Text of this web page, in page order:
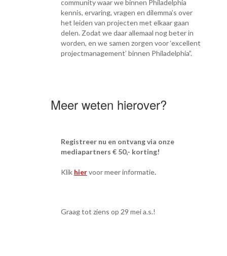
community waar we binnen Philadelphia
kennis, ervaring, vragen en dilemma’s over
het leiden van projecten met elkaar gaan
delen. Zodat we daar allemaal nog beter in
worden, en we samen zorgen voor ‘excellent
projectmanagement’ binnen Philadelphia”.
Meer weten hierover?
Registreer nu en ontvang via onze
mediapartners € 50,- korting!
Klik hiervoor meer informatie.
Graag tot ziens op 29 mei a.s.!